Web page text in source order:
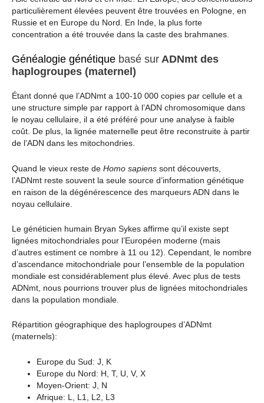
particulièrement élevées peuvent être trouvées en Pologne, en
Russie et en Europe du Nord. En Inde, la plus forte
concentration a été trouvée dans la caste des brahmanes.
Généalogie génétique basé sur ADNmt des
haplogroupes (maternel)
Étant donné que l’ADNmt a 100-10 000 copies par cellule et a
une structure simple par rapport à l’ADN chromosomique dans
le noyau cellulaire, il a été préféré pour une analyse à faible
coût. De plus, la lignée maternelle peut être reconstruite à partir
de l’ADN dans les mitochondries.
Quand le vieux reste de Homo sapiens sont découverts,
l’ADNmt reste souvent la seule source d’information génétique
en raison de la dégénérescence des marqueurs ADN dans le
noyau cellulaire.
Le généticien humain Bryan Sykes affirme qu’il existe sept
lignées mitochondriales pour l’Européen moderne (mais
d’autres estiment ce nombre à 11 ou 12). Cependant, le nombre
d’ascendance mitochondriale pour l’ensemble de la population
mondiale est considérablement plus élevé. Avec plus de tests
ADNmt, nous pourrions trouver plus de lignées mitochondriales
dans la population mondiale.
Répartition géographique des haplogroupes d’ADNmt
(maternels):
Europe du Sud: J, K
Europe du Nord: H, T, U, V, X
Moyen-Orient: J, N
Afrique: L, L1, L2, L3